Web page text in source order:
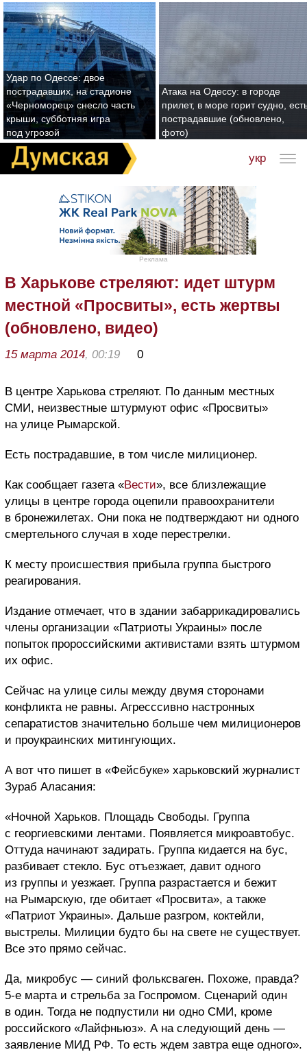
Удар по Одессе: двое
пострадавших, на стадионе
«Черноморец» снесло часть
крыши, субботняя игра
под угрозой
Атака на Одессу: в городе
прилет, в море горит судно,
пострадавшие (обновлено,
фото)
укр
Реклама
В Харькове стреляют: идет штурм
местной «Просвиты», есть жертвы
(обновлено, видео)
15 марта 2014, 00:19 0
В центре Харькова стреляют. По данным местных
СМИ, неизвестные штурмуют офис «Просвиты»
на улице Рымарской.
Есть пострадавшие, в том числе милиционер.
Как сообщает газета «Вести», все близлежащие
улицы в центре города оцепили правоохранители
в бронежилетах. Они пока не подтверждают ни одного
смертельного случая в ходе перестрелки.
К месту происшествия прибыла группа быстрого
реагирования.
Издание отмечает, что в здании забаррикадировались
члены организации «Патриоты Украины» после
попыток пророссийскими активистами взять штурмом
их офис.
Сейчас на улице силы между двумя сторонами
конфликта не равны. Агресссивно настронных
сепаратистов значительно больше чем милиционеров
и проукраинских митингующих.
А вот что пишет в «Фейсбуке» харьковский журналист
Зураб Аласания:
«Ночной Харьков. Площадь Свободы. Группа
с георгиевскими лентами. Появляется микроавтобус.
Оттуда начинают задирать. Группа кидается на бус,
разбивает стекло. Бус отъезжает, давит одного
из группы и уезжает. Группа разрастается и бежит
на Рымарскую, где обитает «Просвита», а также
«Патриот Украины». Дальше разгром, коктейли,
выстрелы. Милиции будто бы на свете не существует.
Все это прямо сейчас.
Да, микробус — синий фольксваген. Похоже, правда?
5-е марта и стрельба за Госпромом. Сценарий один
в один. Тогда не подпустили ни одно СМИ, кроме
российского «Лайфньюз». А на следующий день —
заявление МИД РФ. То есть ждем завтра еще одного».